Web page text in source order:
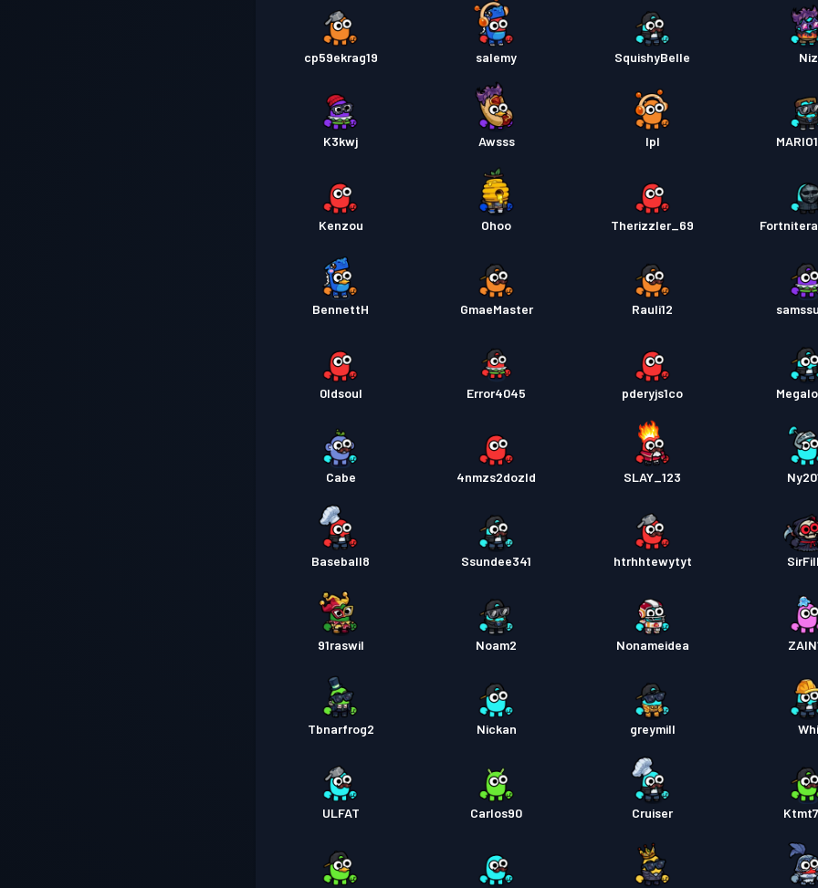
cp59ekrag19 salemy SquishyBelle Niz
K3kwj Awsss Ipl
Kenzou Ohoo Therizzler_69
BennettH GmaeMaster Rauli12
0ldsoul Error4045 pderyjs1co
Cabe 4nmzs2dozld SLAY_123
Baseball8 Ssundee341 htrhhtewytyt
91raswil Noam2 Nonameidea
Tbnarfrog2 Nickan greymill Whi
ULFAT Carlos90 Cruiser